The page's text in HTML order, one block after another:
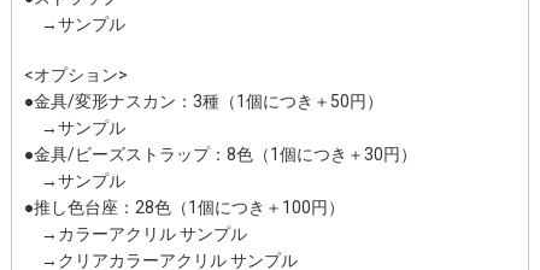
→サンプル
<オプション>
●金具/変形ナスカン：3種（1個につき＋50円）
→サンプル
●金具/ビーズストラップ：8色（1個につき＋30円）
→サンプル
●推し色台座：28色（1個につき＋100円）
→ カラーアクリル サンプル
→ クリアカラーアクリル サンプル